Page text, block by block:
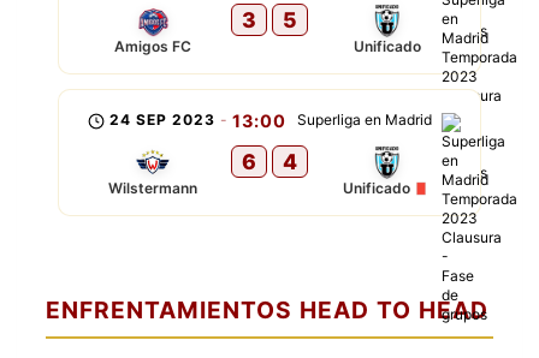
Amigos FC
3 5
Unificado
Superliga en Madrid
24 SEP 2023 - 13:00
Wilstermann
6 4
Unificado
ENFRENTAMIENTOS HEAD TO HEAD